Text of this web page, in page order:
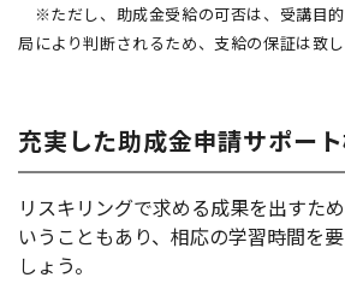
※ただし、助成金受給の可否は、受講目
局により判断されるため、支給の保証は致し
充実した助成金申請サポー
リスキリングで求める成果を出すた
いうこともあり、相応の学習時間を
しょう。